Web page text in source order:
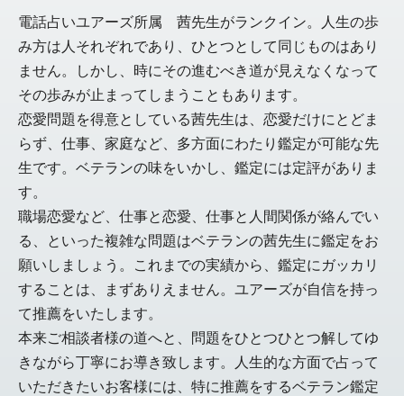
電話占いユアーズ所属 茜先生がランクイン。人生の歩
み方は人それぞれであり、ひとつとして同じものはあり
ません。しかし、時にその進むべき道が見えなくなって
その歩みが止まってしまうこともあります。
恋愛問題を得意としている茜先生は、恋愛だけにとどま
らず、仕事、家庭など、多方面にわたり鑑定が可能な先
生です。ベテランの味をいかし、鑑定には定評がありま
す。
職場恋愛など、仕事と恋愛、仕事と人間関係が絡んでい
る、といった複雑な問題はベテランの茜先生に鑑定をお
願いしましょう。これまでの実績から、鑑定にガッカリ
することは、まずありえません。ユアーズが自信を持っ
て推薦をいたします。
本来ご相談者様の道へと、問題をひとつひとつ解してゆ
きながら丁寧にお導き致します。人生的な方面で占って
いただきたいお客様には、特に推薦をするベテラン鑑定